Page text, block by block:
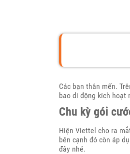
Các bạn thân mến.
bao di động kích hoạt
Chu kỳ gói
Hiện Viettel cho ra
bên cạnh đó còn áp
đây nhé.